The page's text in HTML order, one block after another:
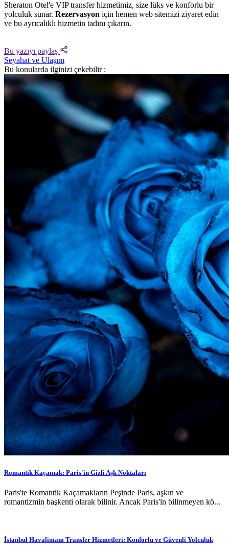
Sheraton Otel'e VIP transfer hizmetimiz, size lüks ve konforlu bir
yolculuk sunar. Rezervasyon için hemen web sitemizi ziyaret edin
ve bu ayrıcalıklı hizmetin tadını çıkarın.
Bu yazıyı paylaş
Seyahat ve Ulaşım
Bu konularda ilginizi çekebilir :
Romantik Kaçamak: Paris'in Gizli Aşk Noktaları
Paris'te Romantik Kaçamakların Peşinde Paris, aşkın ve
romantizmin başkenti olarak bilinir. Ancak Paris'in bilinmeyen kö...
İstanbul Havalimanı Transfer Hizmetleri: Konforlu ve Güvenli Yolculuk